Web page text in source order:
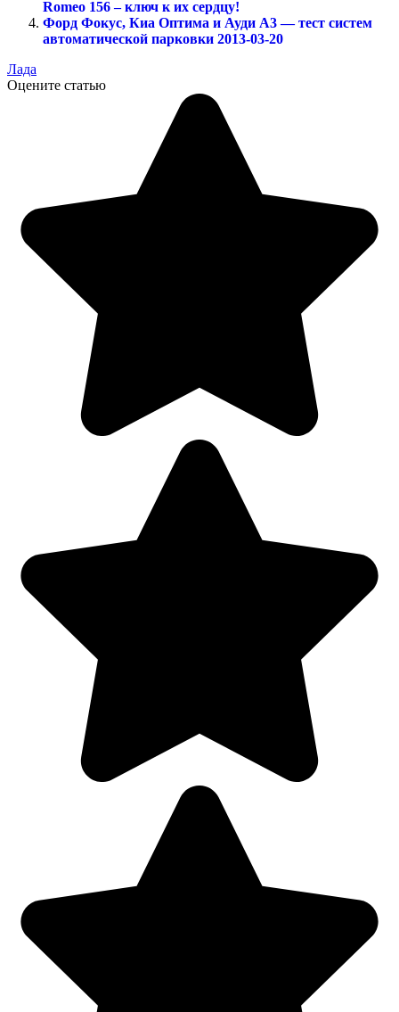
Romeo 156 – ключ к их сердцу!
Форд Фокус, Киа Оптима и Ауди А3 — тест систем
автоматической парковки 2013-03-20
Лада
Оцените статью